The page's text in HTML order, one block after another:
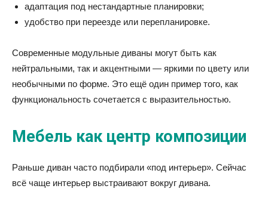
адаптация под нестандартные планировки;
удобство при переезде или перепланировке.
Современные модульные диваны могут быть как
нейтральными, так и акцентными — яркими по цвету или
необычными по форме. Это ещё один пример того, как
функциональность сочетается с выразительностью.
Мебель как центр композиции
Раньше диван часто подбирали «под интерьер». Сейчас
всё чаще интерьер выстраивают вокруг дивана.